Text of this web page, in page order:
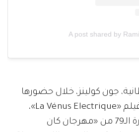
A post shared by
جون كولينز، خلال حضورها
حفل افتتاح وعرض فيلم «La Vénus Electrique»،
ضمن فعاليات الدورة الـ79 من «مهرجان كان